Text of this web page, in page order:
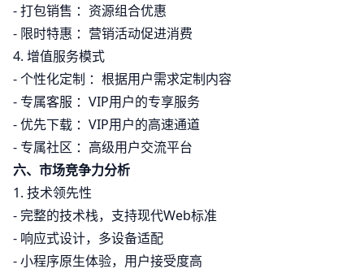
- 打包销售 ：资源组合优惠
- 限时特惠 ：营销活动促进消费
4. 增值服务模式
- 个性化定制 ：根据用户需求定制内容
- 专属客服 ：VIP用户的专享服务
- 优先下载 ：VIP用户的高速通道
- 专属社区 ：高级用户交流平台
六、市场竞争力分析
1. 技术领先性
- 完整的技术栈，支持现代Web标准
- 响应式设计，多设备适配
- 小程序原生体验，用户接受度高